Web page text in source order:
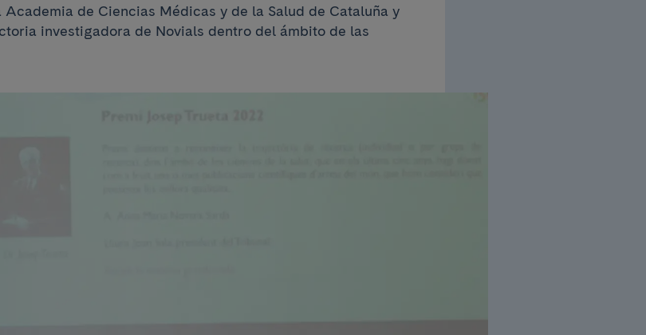
de Ciencias Médicas y de la Salud de Cataluña y
investigadora de Novials dentro del ámbito de las